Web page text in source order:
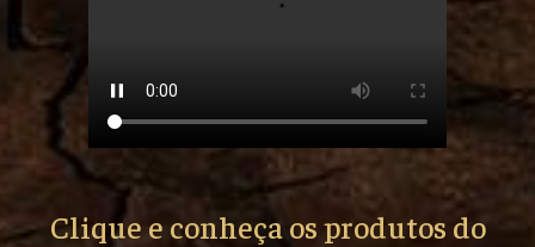
Clique e conheça os produtos do